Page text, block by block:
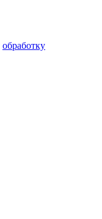
обработку